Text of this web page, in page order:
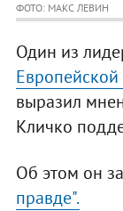
ФОТО: МАКС ЛЕВИН
Один из
выразил
Кличко
Об этом он
правде".